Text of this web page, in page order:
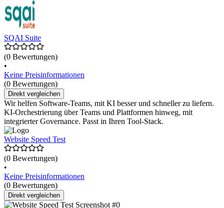
SQAI Suite
(0 Bewertungen)
•
Keine Preisinformationen
(0 Bewertungen)
Direkt vergleichen
Wir helfen Software-Teams, mit KI besser und schneller zu liefern.
KI-Orchestrierung über Teams und Plattformen hinweg, mit
integrierter Governance. Passt in Ihren Tool-Stack.
Website Speed Test
(0 Bewertungen)
•
Keine Preisinformationen
(0 Bewertungen)
Direkt vergleichen